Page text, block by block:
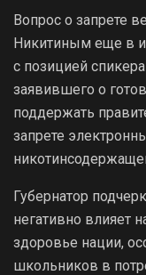
Вопрос о запрете
Никитиным еще в
с позицией
заявившего о
поддержать
запрете
Губернатор
негативно влияет
здоровье нации,
школьников в